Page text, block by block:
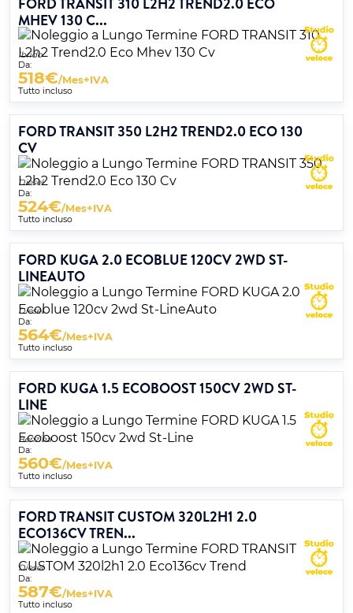
MHEV 130 C...
Ibrido
Da:
518€/Mes+IVA
Tutto incluso
FORD TRANSIT 350 L2H2 TREND2.0 ECO 130
CV
Diesel
Da:
524€/Mes+IVA
Tutto incluso
FORD KUGA 2.0 ECOBLUE 120CV 2WD ST-
LINEAUTO
Diesel
Da:
564€/Mes+IVA
Tutto incluso
FORD KUGA 1.5 ECOBOOST 150CV 2WD ST-
LINE
Benzina
Da:
560€/Mes+IVA
Tutto incluso
FORD TRANSIT CUSTOM 320L2H1 2.0
ECO136CV TREN...
Diesel
Da:
587€/Mes+IVA
Tutto incluso